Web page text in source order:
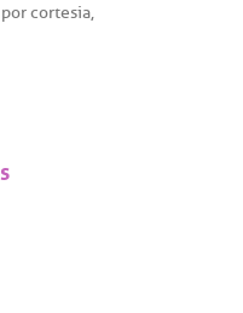
porcortesia,